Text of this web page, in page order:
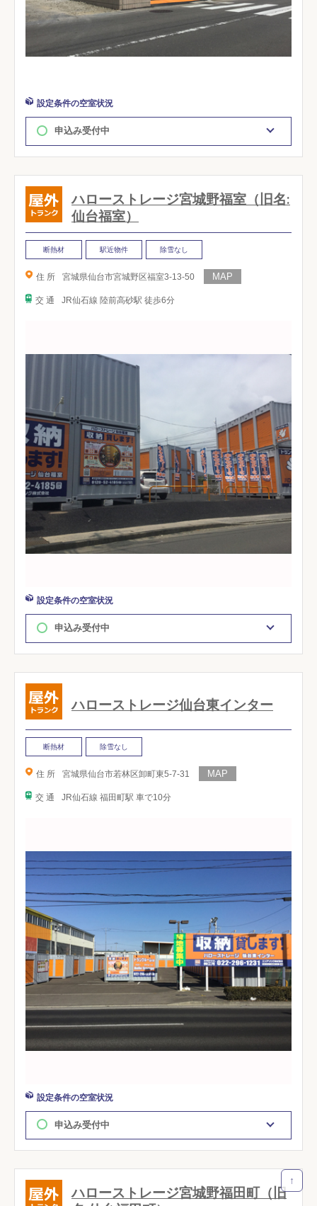
↑
設定条件の空室状況
申込み受付中
ハローストレージ宮城野福室（旧名:
仙台福室）
断熱材 駅近物件 除雪なし
住 所 宮城県仙台市宮城野区福室3-13-50
交 通 JR仙石線 陸前高砂駅 徒歩6分
設定条件の空室状況
申込み受付中
ハローストレージ仙台東インター
断熱材 除雪なし
住 所 宮城県仙台市若林区卸町東5-7-31
交 通 JR仙石線 福田町駅 車で10分
設定条件の空室状況
申込み受付中
ハローストレージ宮城野福田町（旧